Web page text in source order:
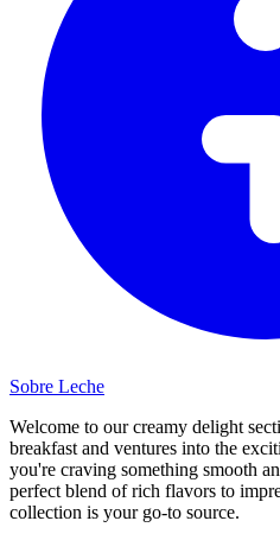
Sobre Leche
Welcome to our creamy delight
breakfast and ventures into the
you're craving something smooth
perfect blend of rich flavors to
collection is your go-to source.